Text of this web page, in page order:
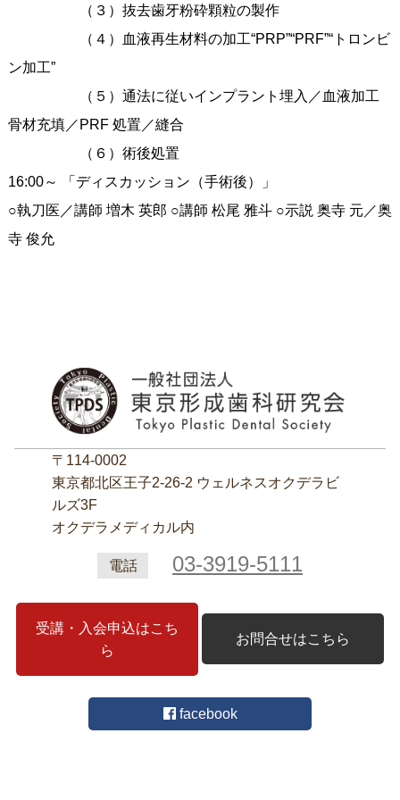
（３）抜去歯牙粉砕顆粒の製作
（４）血液再生材料の加工“PRP”“PRF”“トロンビ
ン加工”
（５）通法に従いインプラント埋入／血液加工
骨材充填／PRF 処置／縫合
（６）術後処置
16:00～ 「ディスカッション（手術後）」
○執刀医／講師 増木 英郎 ○講師 松尾 雅斗 ○示説 奥寺 元／奥
寺 俊允
〒114-0002
東京都北区王子2‐26‐2 ウェルネスオクデラビ
ルズ3F
オクデラメディカル内
電話 03-3919-5111
受講・入会申込はこち
ら
お問合せはこちら
facebook